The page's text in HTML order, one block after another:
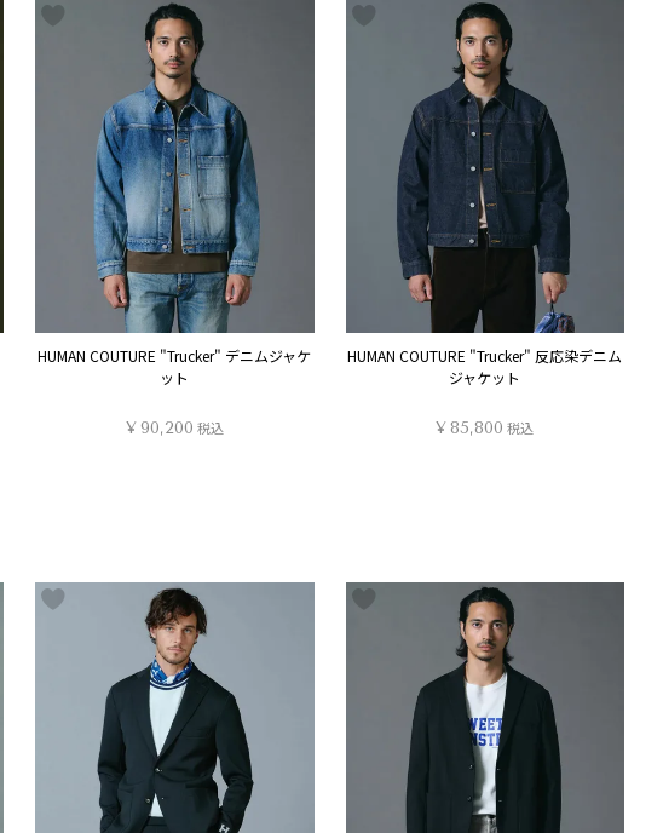
HUMAN COUTURE "Trucker" デニムジャケ
ット
¥90,200 税込
HUMAN COUTURE "Trucker" 反応染デニム
ジャケット
¥85,800 税込